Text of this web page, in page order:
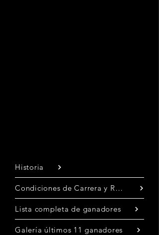
Historia
Condiciones de Carrera y Récords
Lista completa de ganadores
Galería últimos 11 ganadores